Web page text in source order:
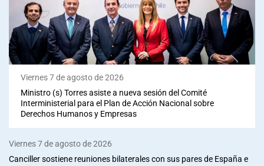
Viernes 7 de agosto de 2026
Ministro (s) Torres asiste a nueva sesión del Comité
Interministerial para el Plan de Acción Nacional sobre
Derechos Humanos y Empresas
Viernes 7 de agosto de 2026
Canciller sostiene reuniones bilaterales con sus pares de España e